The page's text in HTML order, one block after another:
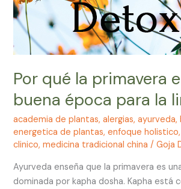
Por qué la primavera
buena época para la
academia de plantas,alergias,ayurveda,
energetica de plantas,enfoque holistico
clinico,medicina tradicional china /Goja
Ayurveda enseña que la primavera es
dominada por kapha dosha. Kapha está
para
la
limpieza?